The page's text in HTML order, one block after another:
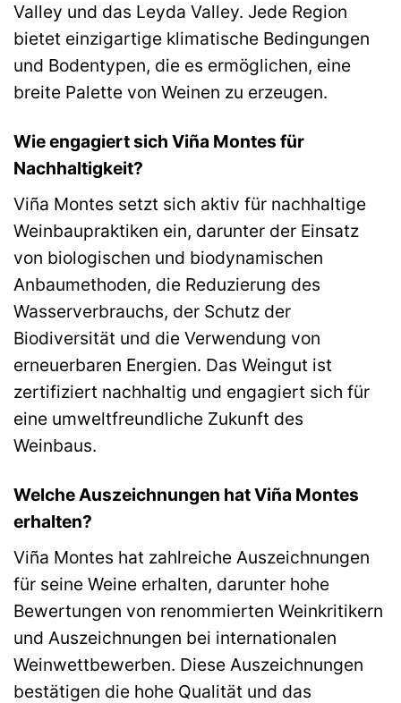
Valley und das Leyda Valley. Jede Region
bietet einzigartige klimatische Bedingungen
und Bodentypen, die es ermöglichen, eine
breite Palette von Weinen zu erzeugen.
Wie engagiert sich Viña Montes für
Nachhaltigkeit?
Viña Montes setzt sich aktiv für nachhaltige
Weinbaupraktiken ein, darunter der Einsatz
von biologischen und biodynamischen
Anbaumethoden, die Reduzierung des
Wasserverbrauchs, der Schutz der
Biodiversität und die Verwendung von
erneuerbaren Energien. Das Weingut ist
zertifiziert nachhaltig und engagiert sich für
eine umweltfreundliche Zukunft des
Weinbaus.
Welche Auszeichnungen hat Viña Montes
erhalten?
Viña Montes hat zahlreiche Auszeichnungen
für seine Weine erhalten, darunter hohe
Bewertungen von renommierten Weinkritikern
und Auszeichnungen bei internationalen
Weinwettbewerben. Diese Auszeichnungen
bestätigen die hohe Qualität und das